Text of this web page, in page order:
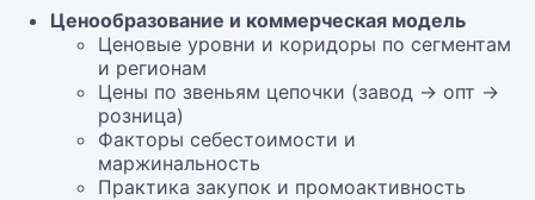
Ценообразование и коммерческая модель
Ценовые уровни и коридоры по сегментам
и регионам
Цены по звеньям цепочки (завод → опт →
розница)
Факторы себестоимости и
маржинальность
Практика закупок и промоактивность